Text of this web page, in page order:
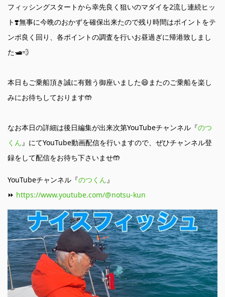
フィッシングスタートから幸先良く狙いのマダイを2流し連続ヒッ
ト❣️無事に今晩のおかずを確保出来たので残り時間はポイントをテ
ンポ良く回り、各ポイントの調査を行いお昼過ぎに帰港致しまし
た🛥️💨
本日もご乗船頂き誠に有難う御座いました😄またのご乗船を楽し
みにお待ちしております🤲
なお本日の詳細は後日編集が出来次第YouTubeチャンネル『のつ
くん』にてYouTube動画配信を行いますので、ぜひチャンネル登
録をして配信をお待ち下さいませ🤲
YouTubeチャンネル『のつくん』
⏩ https://www.youtube.com/@notsu-kun